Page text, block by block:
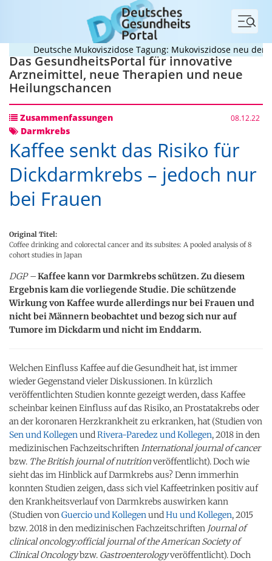
Menü
Deutsche Mukoviszidose Tagung: Mukoviszidose neu
Das GesundheitsPortal für innovative
Arzneimittel, neue Therapien und neue
Heilungschancen
Zusammenfassungen 08.12.22
Darmkrebs
Kaffee senkt das Risiko für
Dickdarmkrebs – jedoch nur
bei Frauen
Original Titel:
Coffee drinking and colorectal cancer and its subsites: A pooled analysis of 8
cohort studies in Japan
DGP –Kaffee kann vor Darmkrebs schützen. Zu diesem
Ergebnis kam die vorliegende Studie. Die schützende
Wirkung von Kaffee wurde allerdings nur bei Frauen und
nicht bei Männern beobachtet und bezog sich nur auf
Tumore im Dickdarm und nicht im Enddarm.
Welchen Einfluss Kaffee auf die Gesundheit hat, ist immer
wieder Gegenstand vieler Diskussionen. In kürzlich
veröffentlichten Studien konnte gezeigt werden, dass Kaffee
scheinbar keinen Einfluss auf das Risiko, an Prostatakrebs oder
an der koronaren Herzkrankheit zu erkranken, hat (Studien von
Sen und KollegenundRivera-Paredez und Kollegen, 2018 in den
medizinischen FachzeitschriftenInternational journal of cancer
bzw. The British journal of nutritionveröffentlicht). Doch wie
sieht das im Hinblick auf Darmkrebs aus? Denn immerhin
konnten Studien zeigen, dass sich viel Kaffeetrinken positiv auf
den Krankheitsverlauf von Darmkrebs auswirken kann
(Studien vonGuercio und KollegenundHu und Kollegen, 2015
bzw. 2018 in den medizinischen Fachzeitschriften Journal of
clinical oncology:official journal of the American Society of
Clinical Oncologybzw. Gastroenterologyveröffentlicht). Doch